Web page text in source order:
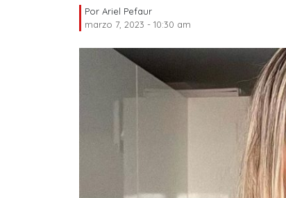
Por Ariel Pefaur
marzo 7, 2023 - 10:30 am